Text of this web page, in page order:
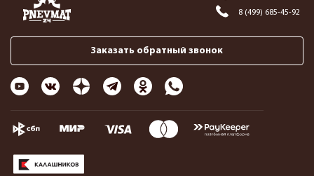
8 (499) 685-45-92
Заказать обратный звонок